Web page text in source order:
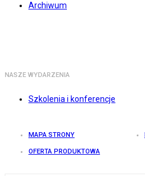
Archiwum
NASZE WYDARZENIA
Szkolenia i konferencje
MAPA STRONY
OFERTA PRODUKTOWA